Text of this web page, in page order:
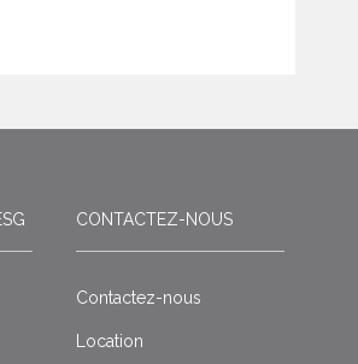
CONTACTEZ-NOUS
Contactez-nous
Location